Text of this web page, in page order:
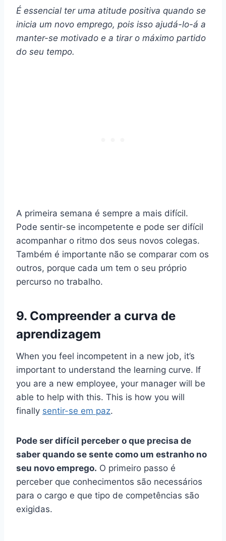
É essencial ter uma atitude positiva quando se
inicia um novo emprego, pois isso ajudá-lo-á a
manter-se motivado e a tirar o máximo partido
do seu tempo.
A primeira semana é sempre a mais difícil.
Pode sentir-se incompetente e pode ser difícil
acompanhar o ritmo dos seus novos colegas.
Também é importante não se comparar com os
outros, porque cada um tem o seu próprio
percurso no trabalho.
9. Compreender a curva de
aprendizagem
When you feel incompetent in a new job, it’s
important to understand the learning curve. If
you are a new employee, your manager will be
able to help with this. This is how you will
finally sentir-se em paz.
Pode ser difícil perceber o que precisa de
saber quando se sente como um estranho no
seu novo emprego. O primeiro passo é
perceber que conhecimentos são necessários
para o cargo e que tipo de competências são
exigidas.